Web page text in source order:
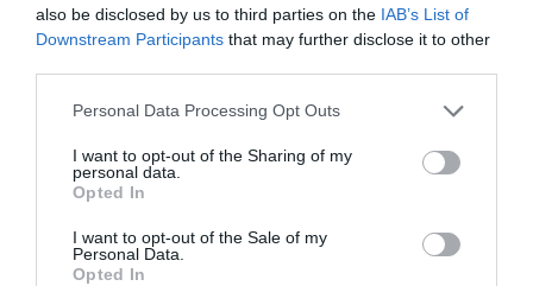
also be disclosed by us to third parties on the IAB’s List of
Downstream Participants that may further disclose it to other
Personal Data Processing Opt Outs
I want to opt-out of the Sharing of my
personal data.
Opted In
I want to opt-out of the Sale of my
Personal Data.
Opted In
ΔΗΜΟΦΙΛΕΣΤΕΡΑ ΗΜΕΡΑΣ
EXTRAS
και το «ντόμινο ερημοποίησης»
ΣΕΙΡΕΣ - ΤΑΙΝΙΕΣ